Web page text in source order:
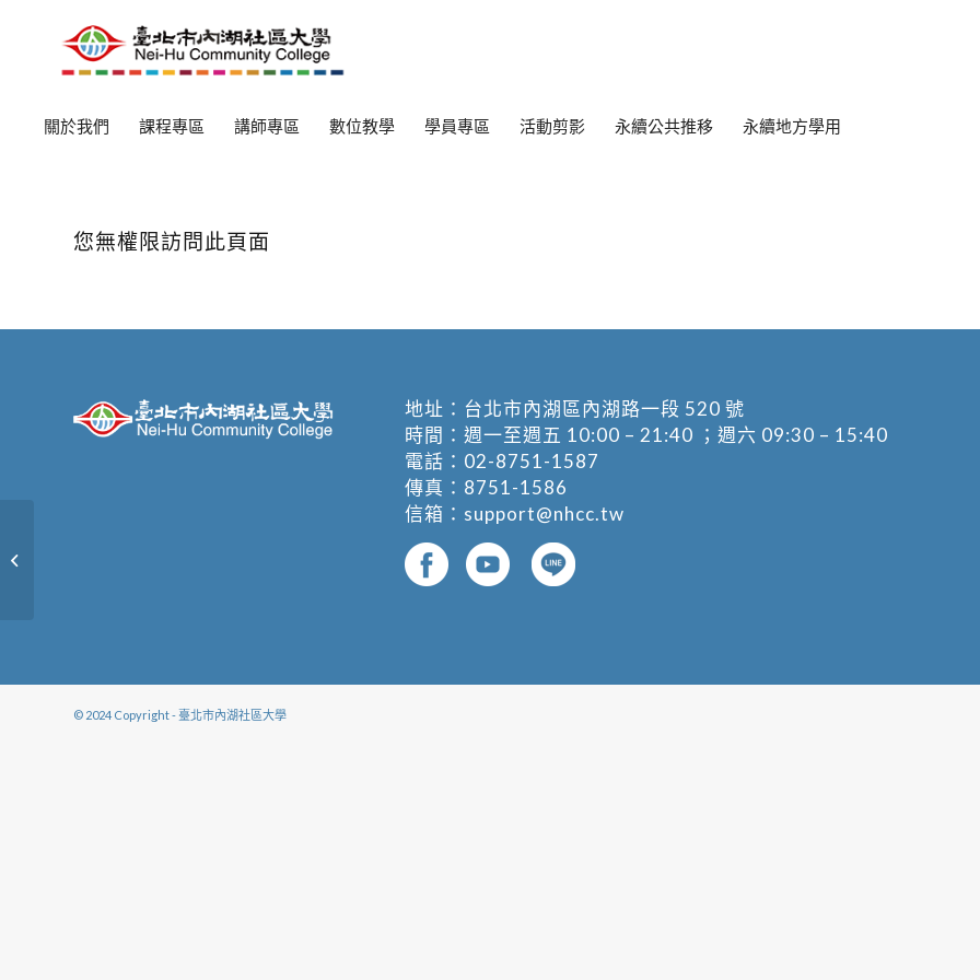
關於我們 課程專區 講師專區 數位教學 學員專區 活動剪影 永續公共推移 永續地方學用
您無權限訪問此頁面
地址： 台北市內湖區內湖路一段 520 號
時間：週一至週五 10:00 – 21:40 ；週六 09:30 – 15:40
電話： 02-8751-1587
傳真：8751-1586
信箱： support@nhcc.tw
© 2024 Copyright - 臺北市內湖社區大學